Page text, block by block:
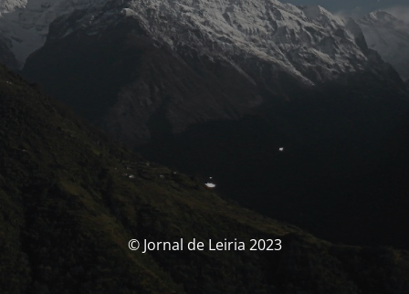
© Jornal de Leiria 2023